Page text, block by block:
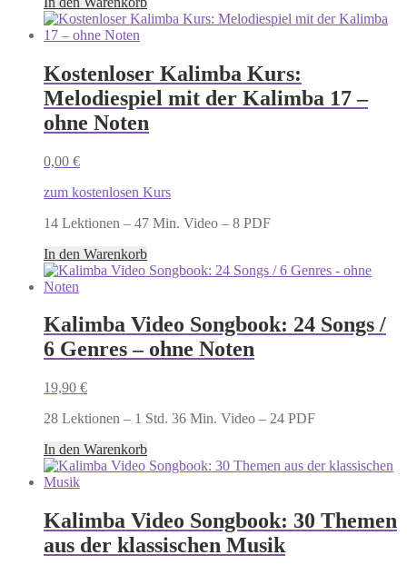
Kostenloser Kalimba Kurs:
Melodiespiel mit der Kalimba 17 –
ohne Noten
0,00 €
zum kostenlosen Kurs
14 Lektionen – 47 Min. Video – 8 PDF
In den Warenkorb
Kalimba Video Songbook: 24 Songs /
6 Genres – ohne Noten
19,90 €
28 Lektionen – 1 Std. 36 Min. Video – 24 PDF
In den Warenkorb
Kalimba Video Songbook: 30 Themen
aus der klassischen Musik